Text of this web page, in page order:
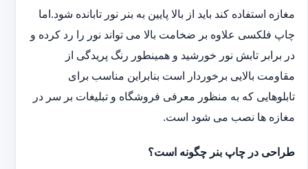
مغازه استفاده کند باید از بالا پایین به بنر نور تابانده شود.اما
چاپ فلکسی علاوه بر ضخامت بالا می تواند نور را رد کرده و
در برابر تابش نور خورشید و همینطور رنگ پریدگی از
مقاومت بالایی برخوردار است بنابراین مناسب برای
تابلوهایی که به منظور معرفی فروشگاه و تبلیغات بر سر در
مغازه ها نصب می شود است.
طراحی در چاپ بنر چگونه است؟